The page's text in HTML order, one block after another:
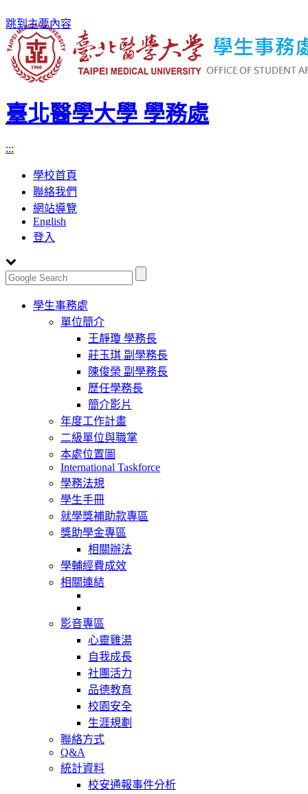
跳到主要內容
臺北醫學大學 學務處
:::
學校首頁
聯絡我們
網站導覽
English
登入
Toggle
navigation
學生事務處
單位簡介
王靜瓊 學務長
莊玉琪 副學務長
陳俊榮 副學務長
歷任學務長
簡介影片
年度工作計畫
二級單位與職掌
本處位置圖
International Taskforce
學務法規
學生手冊
就學獎補助款專區
獎助學金專區
相關辦法
學輔經費成效
相關連結
影音專區
心靈雞湯
自我成長
社團活力
品德教育
校園安全
生涯規劃
聯絡方式
Q&A
統計資料
校安通報事件分析